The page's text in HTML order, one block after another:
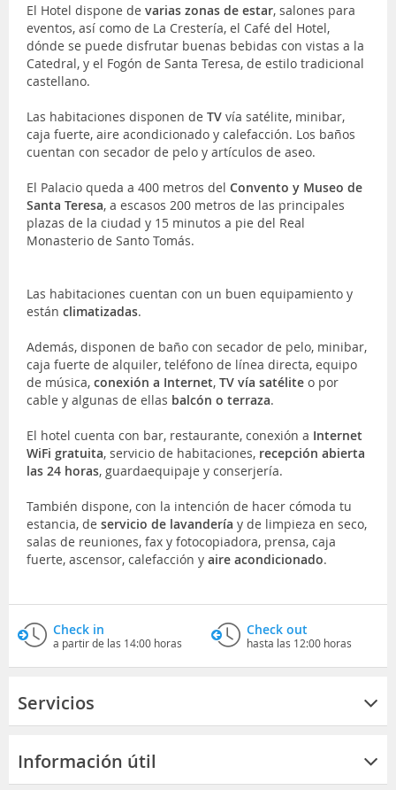
El Hotel dispone de varias zonas de estar, salones para
eventos, así como de La Crestería, el Café del Hotel,
dónde se puede disfrutar buenas bebidas con vistas a la
Catedral, y el Fogón de Santa Teresa, de estilo tradicional
castellano.
Las habitaciones disponen de TV vía satélite, minibar,
caja fuerte, aire acondicionado y calefacción. Los baños
cuentan con secador de pelo y artículos de aseo.
El Palacio queda a 400 metros del Convento y Museo de
Santa Teresa, a escasos 200 metros de las principales
plazas de la ciudad y 15 minutos a pie del Real
Monasterio de Santo Tomás.
Las habitaciones cuentan con un buen equipamiento y
están climatizadas.
Además, disponen de baño con secador de pelo, minibar,
caja fuerte de alquiler, teléfono de línea directa, equipo
de música, conexión a Internet, TV vía satélite o por
cable y algunas de ellas balcón o terraza.
El hotel cuenta con bar, restaurante, conexión a Internet
WiFi gratuita, servicio de habitaciones, recepción abierta
las 24 horas, guardaequipaje y conserjería.
También dispone, con la intención de hacer cómoda tu
estancia, de servicio de lavandería y de limpieza en seco,
salas de reuniones, fax y fotocopiadora, prensa, caja
fuerte, ascensor, calefacción y aire acondicionado.
Check in
a partir de las 14:00 horas
Check out
hasta las 12:00 horas
Servicios
Información útil